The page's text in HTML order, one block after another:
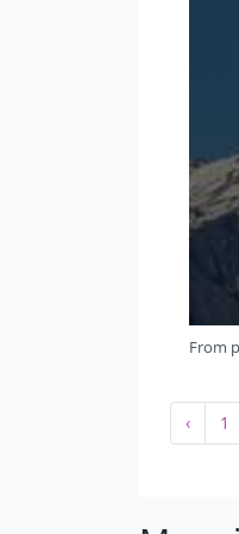
From
‹ 1